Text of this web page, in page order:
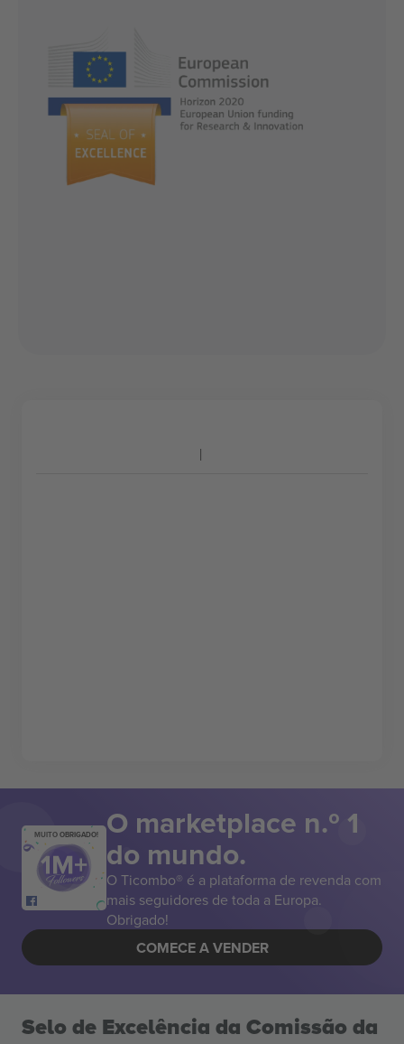
MUITO OBRIGADO! O marketplace n.º 1
do mundo.
O Ticombo® é a plataforma de revenda com
mais seguidores de toda a Europa.
Obrigado!
COMECE A VENDER
Selo de Excelência da Comissão da